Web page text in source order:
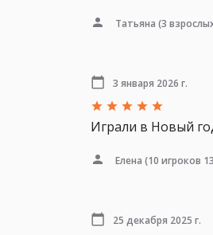
Татьяна (3
3 января 2026 г.
Играли в Новый
Елена (10 игроков
25 декабря 2025 г.